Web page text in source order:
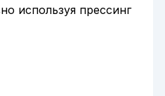
используя прессинг